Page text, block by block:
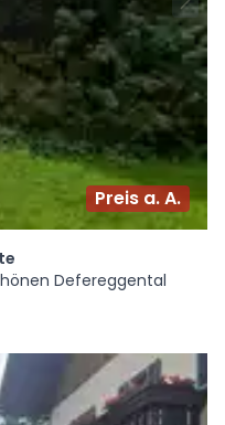
Preis a. A.
Defereggental